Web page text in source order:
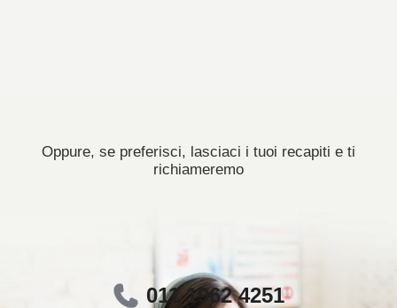
Oppure, se preferisci, lasciaci i tuoi recapiti e ti
richiameremo
011 1962 4251